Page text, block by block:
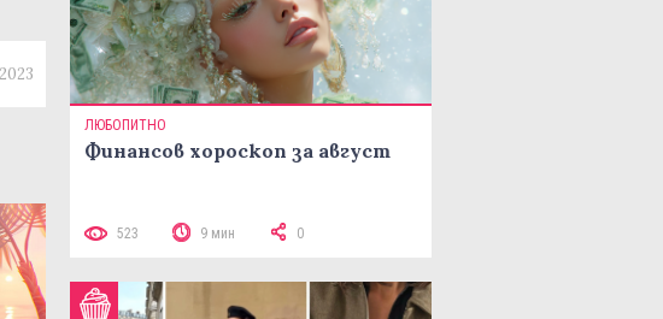
ЛЮБОПИТНО
Финансов хороскоп за август
523 9 мин 0